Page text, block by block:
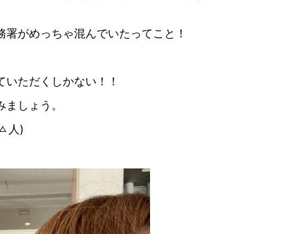
がめっちゃ混んでいたってこと！
ただくしかない！！
しょう。
ㅿ人)